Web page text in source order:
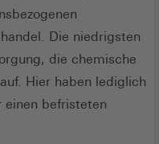
Die niedrigsten
die chemische
Hier haben lediglich
einen befristeten